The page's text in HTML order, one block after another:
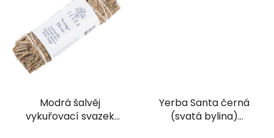
Modrá šalvěj
vykuřovací svazek
Yerba Santa černá
(svatá bylina)